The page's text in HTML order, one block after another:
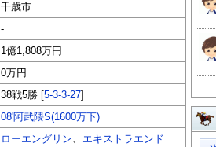
千歳市
-
1億1,808万円
0万円
38戦5勝 [5-3-3-27]
08'阿武隈S(1600万下)
ローエングリン、 エキストラエンド